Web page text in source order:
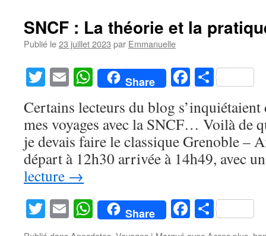
SNCF : La théorie et la
Publié le23 juillet 2023 par Emmanuelle
Twitter
EmailWhatsApp
Share Facebook
Certains lecteurs du blog
mes voyages avec la SNCF… Voilà de
je devais faire le classique Grenoble –
départ à 12h30 arrivée à 14h49, avec
lecture →
Twitter
EmailWhatsApp
Share Facebook